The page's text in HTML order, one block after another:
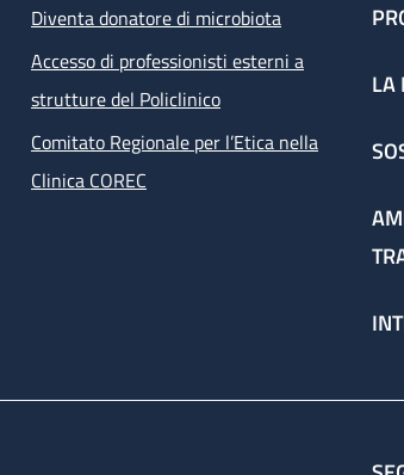
Diventa donatore di microbiota
Accesso di professionisti esterni a
strutture del Policlinico
Comitato Regionale per l’Etica nella
Clinica COREC
LA